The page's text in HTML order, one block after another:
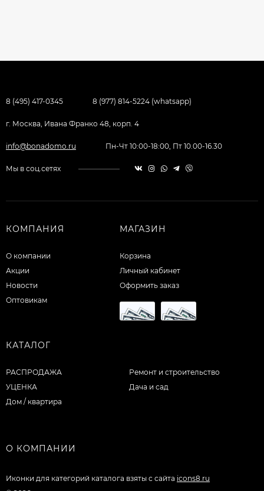
8 (495) 417-0345 8 (977) 814-5224 (whatsapp)
г. Москва, Ивана Франко 48, корп. 4
info@bonadomo.ru Пн-Чт 10:00-18:00, Пт 10.00-16.30
Мы в соц.сетях
КОМПАНИЯ
О компании
Акции
Новости
Оптовикам
МАГАЗИН
Корзина
Личный кабинет
Оформить заказ
КАТАЛОГ
РАСПРОДАЖА
УЦЕНКА
Дом / квартира
Ремонт и строительство
Дача и сад
О КОМПАНИИ
Иконки для категорий каталога взяты с сайта icons8.ru